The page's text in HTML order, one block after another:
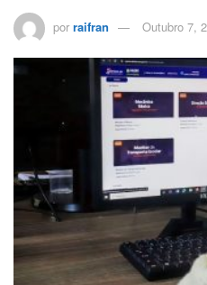
por raifran Outubro 7,